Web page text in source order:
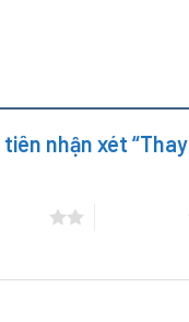
nhận xét